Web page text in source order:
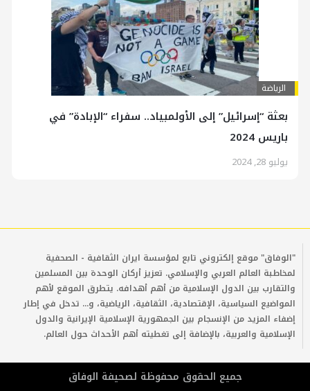
الرياضة
بعثة “إسرائيل” إلى الأولمبياد.. سفراء “الإبادة” في
باريس 2024
يوليو 28, 2024
"الوفاق" موقع إلكتروني تابع لمؤسسة ايران الثقافية - الصحفية
لمخاطبة العالم العربي والإسلامي. تعزيز أركان الوحدة بين المسلمين
والتقارب بين الدول الإسلامية من أهم أهدافه. يتطرق الموقع لأهم
المواضيع السياسية، الإقتصادية، الثقافية، الرياضية، و... تدخل في إطار
إضفاء المزيد من الإنسجام بين الجمهورية الإسلامية الإيرانية والدول
الإسلامية والعربية، بالإضافة إلى تغطيته أهم الأحداث حول العالم.
جمیع الحقوق محفوظة لصحیفة الوفاق